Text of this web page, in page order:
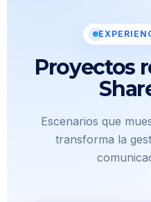
Proyectos
Escenarios que
transforma la